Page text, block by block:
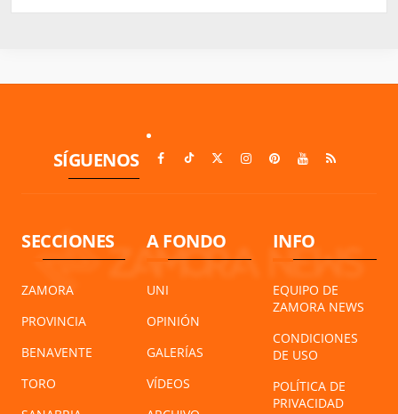
SÍGUENOS
SECCIONES
ZAMORA
PROVINCIA
BENAVENTE
TORO
A FONDO
UNI
OPINIÓN
GALERÍAS
VÍDEOS
INFO
EQUIPO DE
ZAMORA NEWS
CONDICIONES
DE USO
POLÍTICA DE
PRIVACIDAD